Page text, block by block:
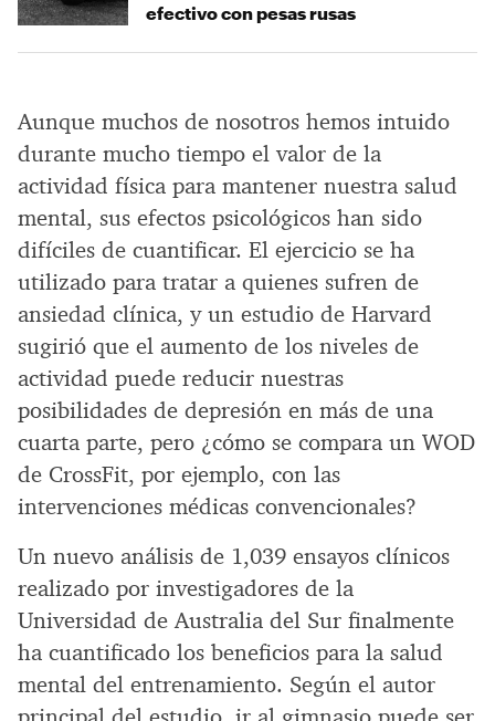
Aunque muchos de nosotros hemos intuido
durante mucho tiempo el valor de la
actividad física para mantener nuestra salud
mental, sus efectos psicológicos han sido
difíciles de cuantificar. El ejercicio se ha
utilizado para tratar a quienes sufren de
ansiedad clínica, y un estudio de Harvard
sugirió que el aumento de los niveles de
actividad puede reducir nuestras
posibilidades de depresión en más de una
cuarta parte, pero ¿cómo se compara un WOD
de CrossFit, por ejemplo, con las
intervenciones médicas convencionales?
Un nuevo análisis de 1,039 ensayos clínicos
realizado por investigadores de la
Universidad de Australia del Sur finalmente
ha cuantificado los beneficios para la salud
mental del entrenamiento. Según el autor
efectivo con pesas rusas